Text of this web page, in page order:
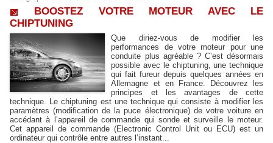
BOOSTEZ VOTRE MOTEUR AVEC LE
CHIPTUNING
Que diriez-vous de modifier les
performances de votre moteur pour une
conduite plus agréable ? C’est désormais
possible avec le chiptuning, une technique
qui fait fureur depuis quelques années en
Allemagne et en France. Découvrez les
principes et les avantages de cette
technique. Le chiptuning est une technique qui consiste à modifier les
paramètres (modification de la puce électronique) de votre voiture en
accédant à l’appareil de commande qui sonde et surveille le moteur.
Cet appareil de commande (Electronic Control Unit ou ECU) est un
ordinateur qui contrôle entre autres l’instant...